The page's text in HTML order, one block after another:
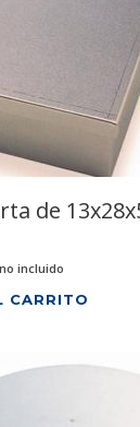
de
incluido
CARRITO